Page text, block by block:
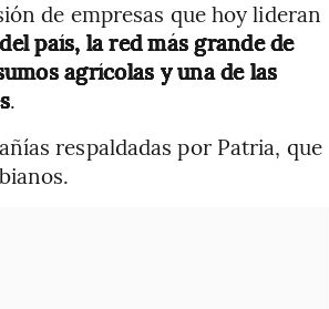
de empresas que hoy lideran
país, la red más grande de
agrícolas y una de las
.
respaldadas por Patria, que